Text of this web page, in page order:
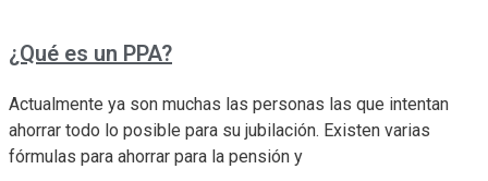
¿Qué es un PPA?
Actualmente ya son muchas las personas las que intentan
ahorrar todo lo posible para su jubilación. Existen varias
fórmulas para ahorrar para la pensión y